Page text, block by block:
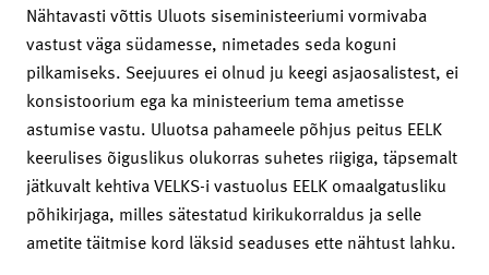
Nähtavasti võttis Uluots siseministeeriumi vormivaba
vastust väga südamesse, nimetades seda koguni
pilkamiseks. Seejuures ei olnud ju keegi asjaosalistest, ei
konsistoorium ega ka ministeerium tema ametisse
astumise vastu. Uluotsa pahameele põhjus peitus EELK
keerulises õiguslikus olukorras suhetes riigiga, täpsemalt
jätkuvalt kehtiva VELKS-i vastuolus EELK omaalgatusliku
põhikirjaga, milles sätestatud kirikukorraldus ja selle
ametite täitmise kord läksid seaduses ette nähtust lahku.